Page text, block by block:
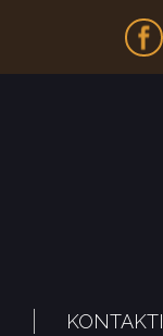
Fb
KONTAKTI